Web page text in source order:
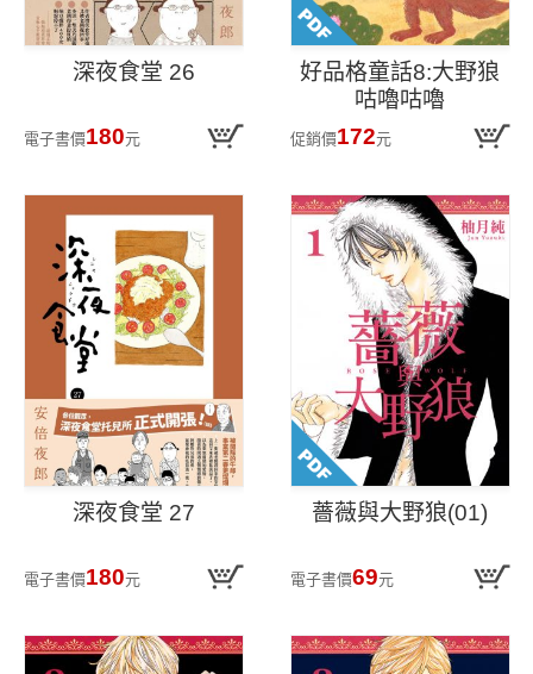
深夜食堂 26
電子書價180元
好品格童話8:大野狼
咕嚕咕嚕
促銷價172元
深夜食堂 27
電子書價180元
薔薇與大野狼(01)
電子書價69元